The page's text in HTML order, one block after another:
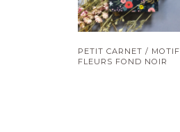
PETIT CARNET / MOTIF
FLEURS FOND NOIR